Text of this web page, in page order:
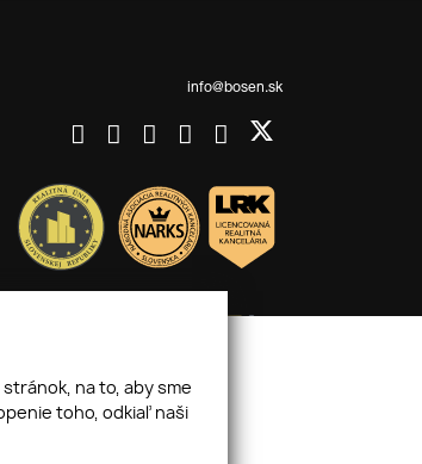
na to, aby sme
toho, odkiaľ naši
info@bosen.sk